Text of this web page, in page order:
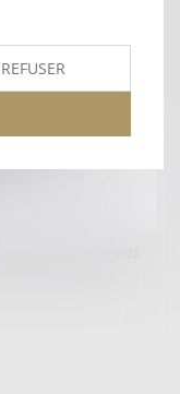
du site
75014 PARIS
REFUSER